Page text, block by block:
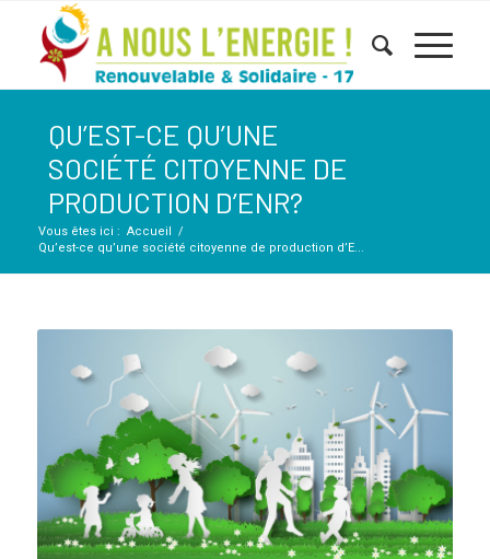
QU’EST-CE QU’UNE
SOCIÉTÉ CITOYENNE DE
PRODUCTION D’ENR?
Vous êtes ici : Accueil /
Qu’est-ce qu’une société citoyenne de production d’E...